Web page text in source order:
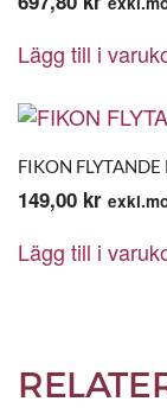
Lägg till i
FIKON
149,00 kr
Lägg till i